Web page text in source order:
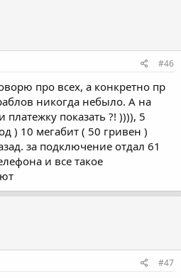
#46
про всех, а конкретно пр
никогда небыло. А на
платежку показать ?! )))), 5
) 10 мегабит ( 50 гривен )
за подключение отдал 61
и все такое
#47